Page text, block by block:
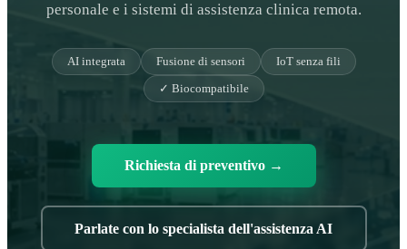
personale e i sistemi di assistenza clinica remota.
AI integrata Fusione di sensori
IoT senza fili
✓ Biocompatibile
Richiesta di preventivo →
Parlate con lo specialista dell'assistenza AI